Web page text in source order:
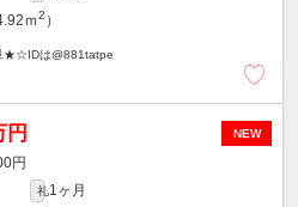
ｍ2 ）
★☆IDは@881tatpe
NEW
円
円
礼1ヶ月